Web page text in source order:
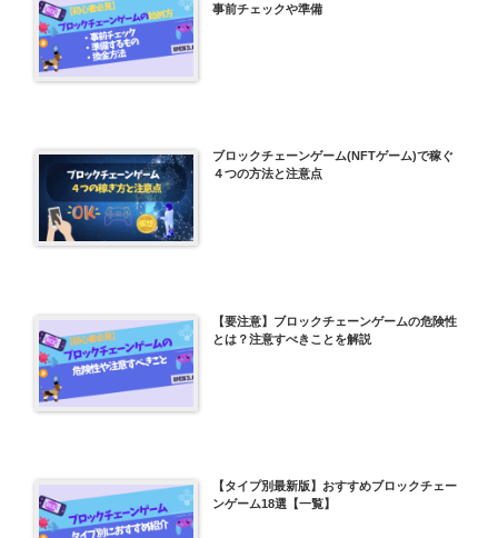
事前チェックや準備
ブロックチェーンゲーム(NFTゲーム)で稼ぐ
４つの方法と注意点
【要注意】ブロックチェーンゲームの危険性
とは？注意すべきことを解説
【タイプ別最新版】おすすめブロックチェー
ンゲーム18選【一覧】